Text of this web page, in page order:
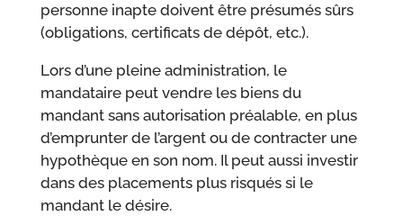
personne inapte doivent être présumés sûrs
(obligations, certificats de dépôt, etc.).
Lors d’une pleine administration, le
mandataire peut vendre les biens du
mandant sans autorisation préalable, en plus
d’emprunter de l’argent ou de contracter une
hypothèque en son nom. Il peut aussi investir
dans des placements plus risqués si le
mandant le désire.